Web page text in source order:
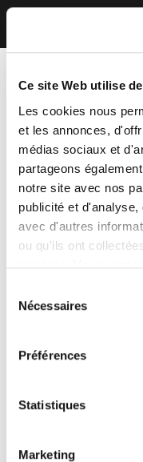
Ce site Web utilise
Les cookies nous
et les annonces,
médias sociaux et
partageons
notre site avec nos
publicité et
avec d'autres
ou qu'ils ont
Nécessaires
Préférences
Statistiques
Marketing